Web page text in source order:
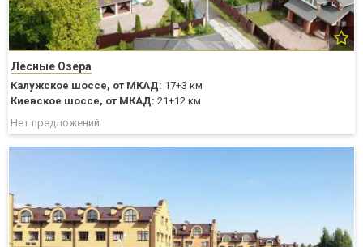
Лесные Озера
Калужское шоссе, от МКАД: 17+3 км
Киевское шоссе, от МКАД: 21+12 км
Нет предложений